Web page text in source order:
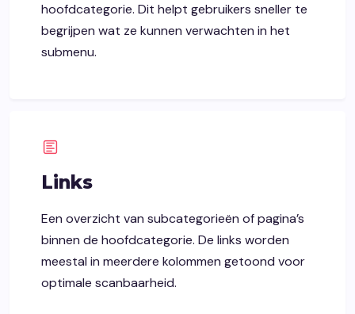
hoofdcategorie. Dit helpt gebruikers sneller te
begrijpen wat ze kunnen verwachten in het
submenu.
Links
Een overzicht van subcategorieën of pagina’s
binnen de hoofdcategorie. De links worden
meestal in meerdere kolommen getoond voor
optimale scanbaarheid.